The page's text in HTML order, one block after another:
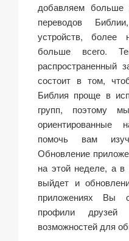
добавляем больше
переводов
устройств, более
больше всего.
распространенный
состоит в том,
Библия проще в
групп, поэтому
ориентированные
помочь вам
Обновление
на этой неделе, а
выйдет и
приложениях Вы
профили
возможностей для